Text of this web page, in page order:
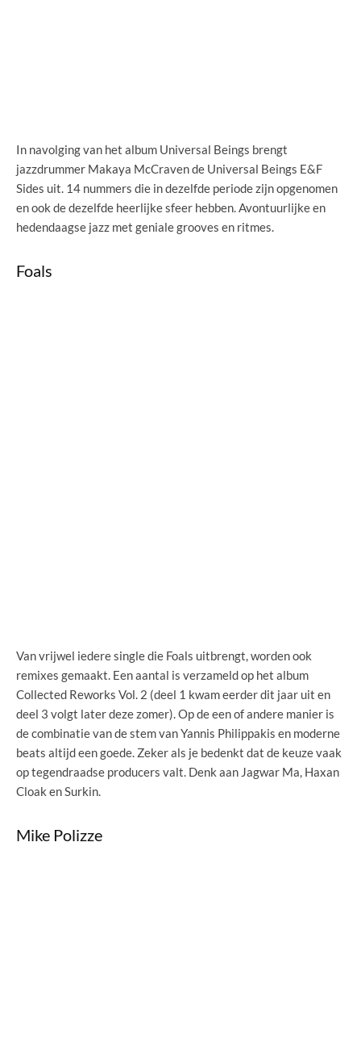
In navolging van het album Universal Beings brengt
jazzdrummer Makaya McCraven de Universal Beings E&F
Sides uit. 14 nummers die in dezelfde periode zijn opgenomen
en ook de dezelfde heerlijke sfeer hebben. Avontuurlijke en
hedendaagse jazz met geniale grooves en ritmes.
Foals
Van vrijwel iedere single die Foals uitbrengt, worden ook
remixes gemaakt. Een aantal is verzameld op het album
Collected Reworks Vol. 2 (deel 1 kwam eerder dit jaar uit en
deel 3 volgt later deze zomer). Op de een of andere manier is
de combinatie van de stem van Yannis Philippakis en moderne
beats altijd een goede. Zeker als je bedenkt dat de keuze vaak
op tegendraadse producers valt. Denk aan Jagwar Ma, Haxan
Cloak en Surkin.
Mike Polizze